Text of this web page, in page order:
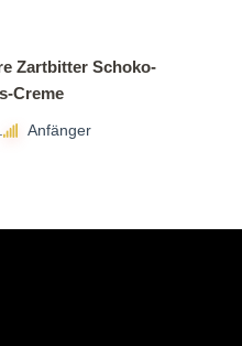
Zartbitter Schoko-
Creme
Anfänger